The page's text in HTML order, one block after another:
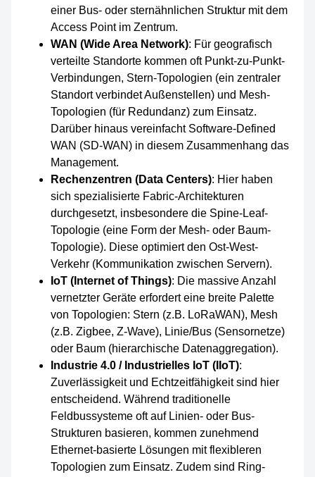
einer Bus- oder sternähnlichen Struktur mit dem
Access Point im Zentrum.
WAN (Wide Area Network): Für geografisch
verteilte Standorte kommen oft Punkt-zu-Punkt-
Verbindungen, Stern-Topologien (ein zentraler
Standort verbindet Außenstellen) und Mesh-
Topologien (für Redundanz) zum Einsatz.
Darüber hinaus vereinfacht Software-Defined
WAN (SD-WAN) in diesem Zusammenhang das
Management.
Rechenzentren (Data Centers): Hier haben
sich spezialisierte Fabric-Architekturen
durchgesetzt, insbesondere die Spine-Leaf-
Topologie (eine Form der Mesh- oder Baum-
Topologie). Diese optimiert den Ost-West-
Verkehr (Kommunikation zwischen Servern).
IoT (Internet of Things): Die massive Anzahl
vernetzter Geräte erfordert eine breite Palette
von Topologien: Stern (z.B. LoRaWAN), Mesh
(z.B. Zigbee, Z-Wave), Linie/Bus (Sensornetze)
oder Baum (hierarchische Datenaggregation).
Industrie 4.0 / Industrielles IoT (IIoT):
Zuverlässigkeit und Echtzeitfähigkeit sind hier
entscheidend. Während traditionelle
Feldbussysteme oft auf Linien- oder Bus-
Strukturen basieren, kommen zunehmend
Ethernet-basierte Lösungen mit flexibleren
Topologien zum Einsatz. Zudem sind Ring-